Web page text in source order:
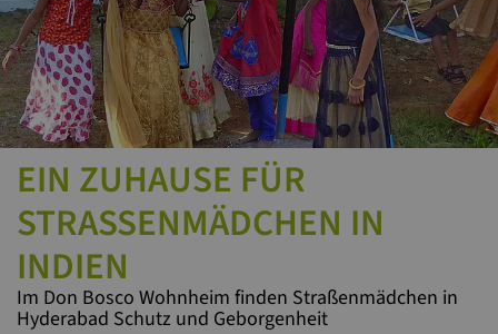
EIN ZUHAUSE FÜR
STRASSENMÄDCHEN IN I
NDIEN
Im Don Bosco Wohnheim finden Straßenmädchen in
Hyderabad Schutz und Geborgenheit